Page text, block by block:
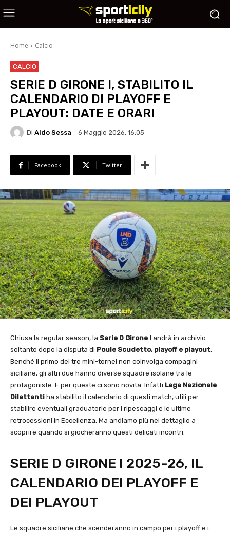
Home Calcio
CALCIO
SERIE D GIRONE I, STABILITO IL
CALENDARIO DI PLAYOFF E
PLAYOUT: DATE E ORARI
Di Aldo Sessa 6 Maggio 2026, 16:05
Facebook Twitter
Chiusa la regular season, la Serie D Girone I andrà in archivio
soltanto dopo la disputa di Poule Scudetto, playoff e playout.
Benché il primo dei tre mini-tornei non coinvolga compagini
siciliane, gli altri due hanno diverse squadre isolane tra le
protagoniste. E per queste ci sono novità. Infatti Lega Nazionale
Dilettanti ha stabilito il calendario di questi match, utili per
stabilire eventuali graduatorie per i ripescaggi e le ultime
retrocessioni in Eccellenza. Ma andiamo più nel dettaglio a
scoprire quando si giocheranno questi delicati incontri.
SERIE D GIRONE I 2025-26, IL
CALENDARIO DEI PLAYOFF E
DEI PLAYOUT
Le squadre siciliane che scenderanno in campo per i playoff e i